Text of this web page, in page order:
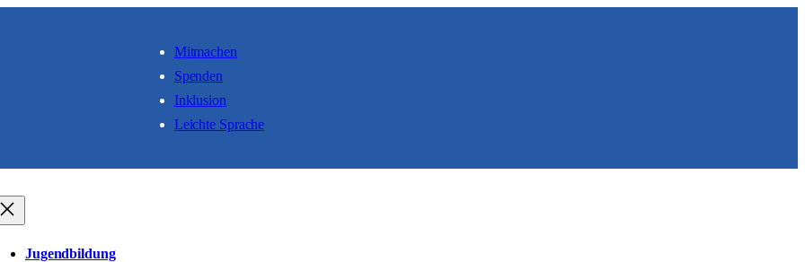
Mitmachen
Spenden
Inklusion
Leichte Sprache
Jugendbildung